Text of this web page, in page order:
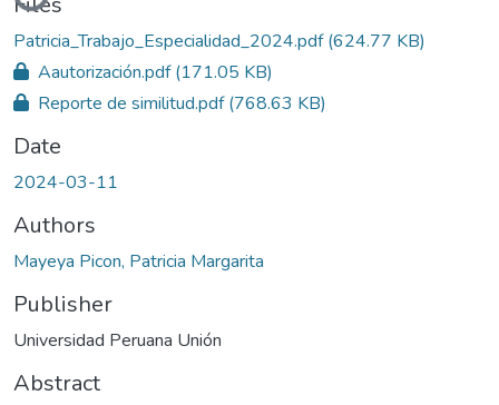
Patricia_Trabajo_Especialidad_2024.pdf(624.77 KB)
Aautorización.pdf(171.05 KB)
Reporte de similitud.pdf(768.63 KB)
Date
2024-03-11
Authors
Mayeya Picon, Patricia Margarita
Publisher
Universidad Peruana Unión
Abstract